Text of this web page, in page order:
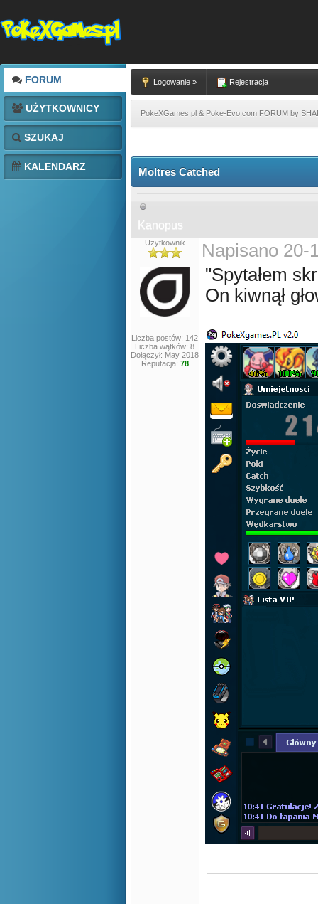
FORUM
UŻYTKOWNICY
SZUKAJ
KALENDARZ
Logowanie » Rejestracja
PokeXGames.pl & Poke-Evo.com FORUM by
Moltres Catched
Kanopus
Użytkownik
Liczba postów: 142
Liczba wątków: 8
Dołączył: May 2018
Reputacja: 78
Napisano 20-
"Spytałem
On kiwnął